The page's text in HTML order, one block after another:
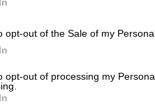
opt-out of the Sale of my
opt-out of processing my